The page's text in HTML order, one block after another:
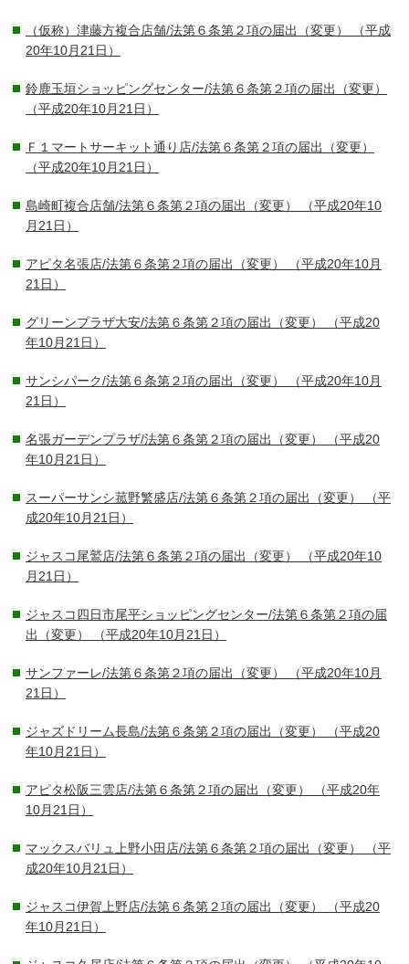
（仮称）津藤方複合店舗/法第６条第２項の届出（変更）
（平成
20年10月21日）
鈴鹿玉垣ショッピングセンター/法第６条第２項の届出（変更）
（平成20年10月21日）
Ｆ１マートサーキット通り店/法第６条第２項の届出（変更）
（平成20年10月21日）
島崎町複合店舗/法第６条第２項の届出（変更）
（平成20年10
月21日）
アピタ名張店/法第６条第２項の届出（変更）
（平成20年10月
21日）
グリーンプラザ大安/法第６条第２項の届出（変更）
（平成20
年10月21日）
サンシパーク/法第６条第２項の届出（変更）
（平成20年10月
21日）
名張ガーデンプラザ/法第６条第２項の届出（変更）
（平成20
年10月21日）
スーパーサンシ菰野繁盛店/法第６条第２項の届出（変更）
（平
成20年10月21日）
ジャスコ尾鷲店/法第６条第２項の届出（変更）
（平成20年10
月21日）
ジャスコ四日市尾平ショッピングセンター/法第６条第２項の届
出（変更）
（平成20年10月21日）
サンファーレ/法第６条第２項の届出（変更）
（平成20年10月
21日）
ジャズドリーム長島/法第６条第２項の届出（変更）
（平成20
年10月21日）
アピタ松阪三雲店/法第６条第２項の届出（変更）
（平成20年
10月21日）
マックスバリュ上野小田店/法第６条第２項の届出（変更）
（平
成20年10月21日）
ジャスコ伊賀上野店/法第６条第２項の届出（変更）
（平成20
年10月21日）